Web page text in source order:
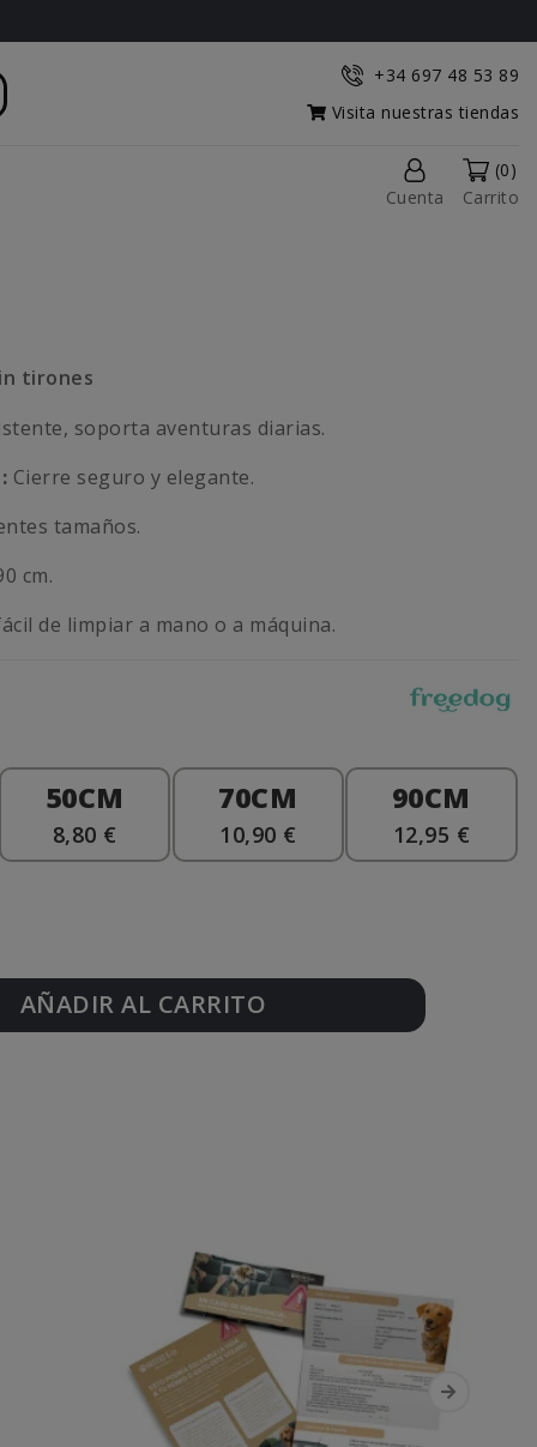
+34 697 48 53 89
Visita nuestras tiendas
Cuenta
(0)
Carrito
tirones
soporta aventuras diarias.
Cierre seguro y elegante.
tamaños.
cm.
de limpiar a mano o a máquina.
50CM
8,80 €
70CM
10,90 €
90CM
12,95 €
AÑADIR AL CARRITO